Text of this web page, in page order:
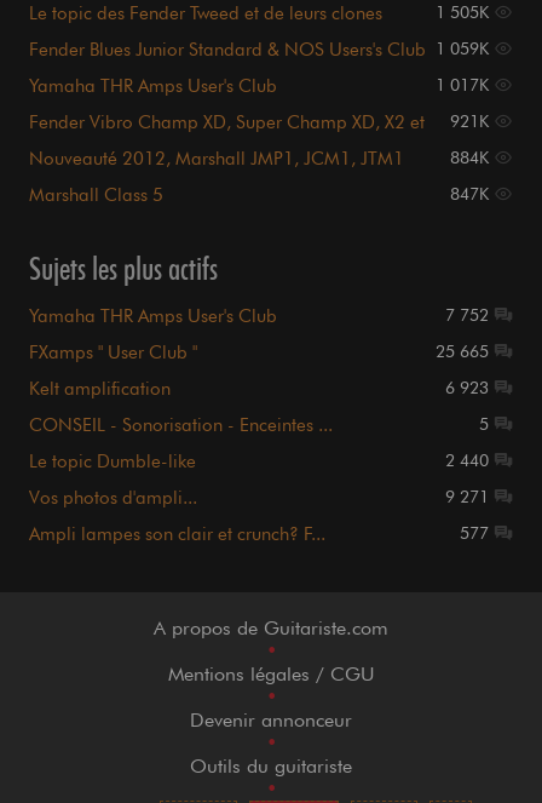
Le topic des Fender Tweed et de leurs clones 1 505K
Fender Blues Junior Standard & NOS Users's Club 1 059K
Yamaha THR Amps User's Club 1 017K
Fender Vibro Champ XD, Super Champ XD, X2 et
921K
Nouveauté 2012, Marshall JMP1, JCM1, JTM1
884K
Marshall Class 5 847K
Sujets les plus actifs
Yamaha THR Amps User's Club 7 752
FXamps " User Club " 25 665
Kelt amplification 6 923
CONSEIL - Sonorisation - Enceintes ... 5
Le topic Dumble-like 2 440
Vos photos d'ampli... 9 271
Ampli lampes son clair et crunch? F... 577
A propos de Guitariste.com
•
Mentions légales / CGU
•
Devenir annonceur
•
Outils du guitariste
•